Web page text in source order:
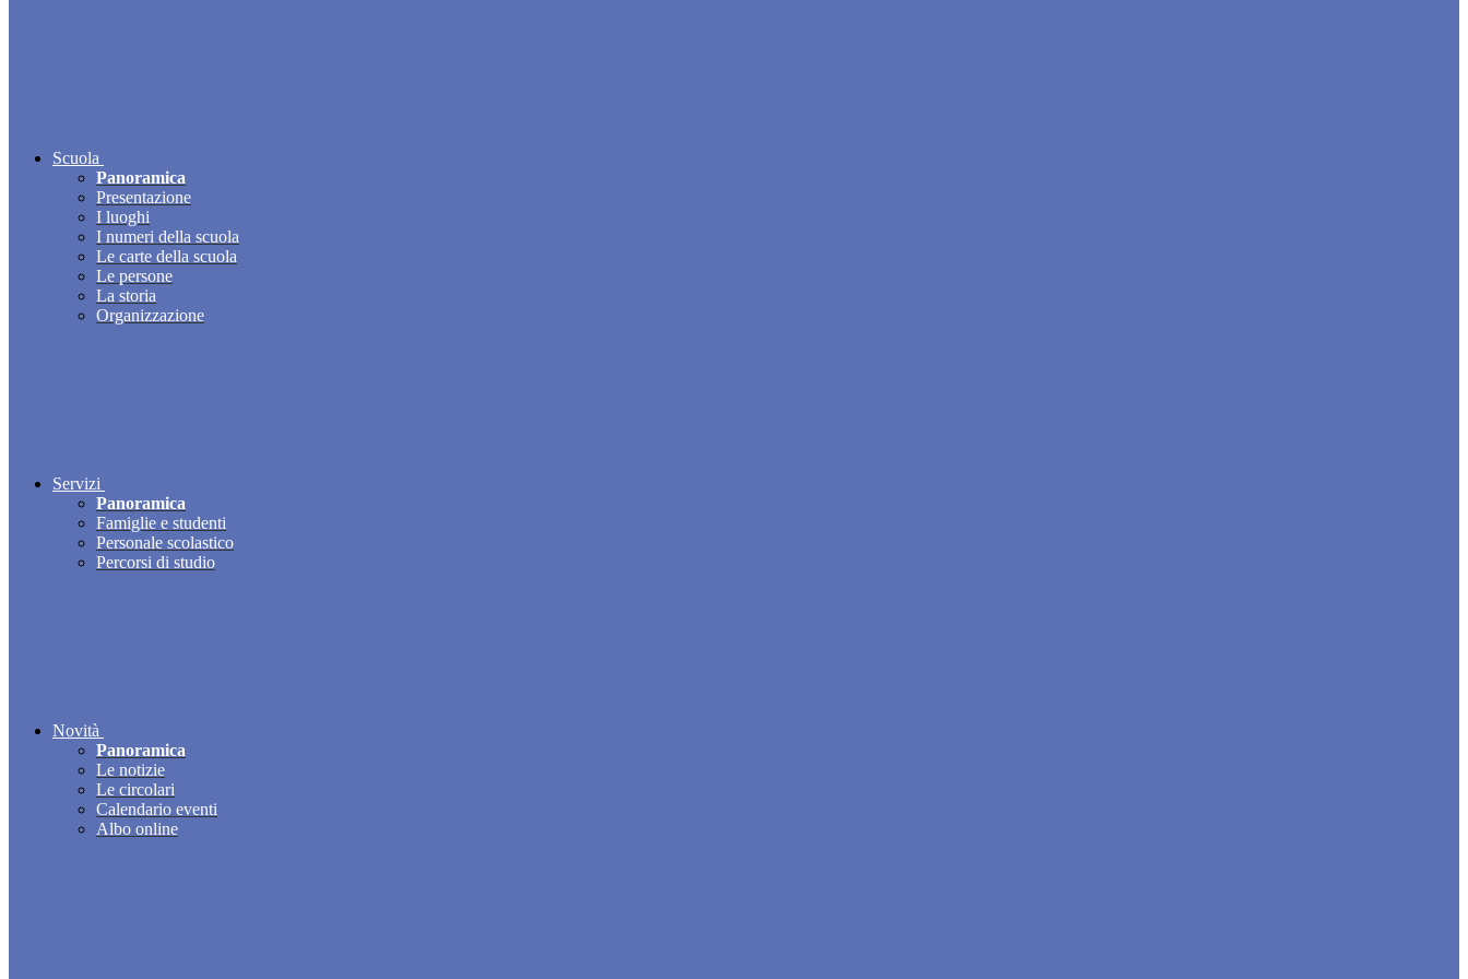
Scuola
Panoramica
Presentazione
I luoghi
I numeri della scuola
Le carte della scuola
Le persone
La storia
Organizzazione
Servizi
Panoramica
Famiglie e studenti
Personale scolastico
Percorsi di studio
Novità
Panoramica
Le notizie
Le circolari
Calendario eventi
Albo online